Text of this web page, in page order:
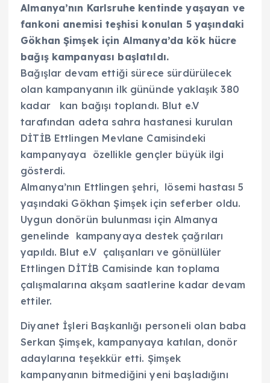
Almanya’nın Karlsruhe kentinde yaşayan ve
fankoni anemisi teşhisi konulan 5 yaşındaki
Gökhan Şimşek için Almanya’da kök hücre
bağış kampanyası başlatıldı.
Bağışlar devam ettiği sürece sürdürülecek
olan kampanyanın ilk gününde yaklaşık 380
kadar kan bağışı toplandı. Blut e.V
tarafından adeta sahra hastanesi kurulan
DİTİB Ettlingen Mevlane Camisindeki
kampanyaya özellikle gençler büyük ilgi
gösterdi.
Almanya’nın Ettlingen şehri, lösemi hastası 5
yaşındaki Gökhan Şimşek için seferber oldu.
Uygun donörün bulunması için Almanya
genelinde kampanyaya destek çağrıları
yapıldı. Blut e.V çalışanları ve gönüllüler
Ettlingen DİTİB Camisinde kan toplama
çalışmalarına akşam saatlerine kadar devam
ettiler.
Diyanet İşleri Başkanlığı personeli olan baba
Serkan Şimşek, kampanyaya katılan, donör
adaylarına teşekkür etti. Şimşek
kampanyanın bitmediğini yeni başladığını